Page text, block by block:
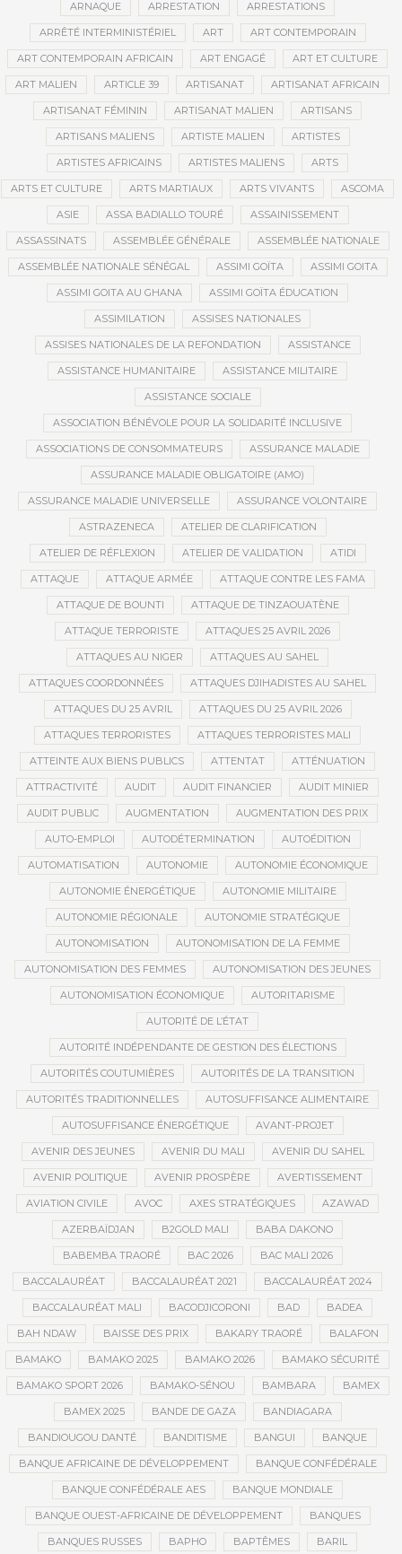
ARNAQUE ARRESTATION ARRESTATIONS
ARRÊTÉ INTERMINISTÉRIEL ART ART CONTEMPORAIN
ART CONTEMPORAIN AFRICAIN ART ENGAGÉ ART ET CULTURE
ART MALIEN ARTICLE 39 ARTISANAT ARTISANAT AFRICAIN
ARTISANAT FÉMININ ARTISANAT MALIEN ARTISANS
ARTISANS MALIENS ARTISTE MALIEN ARTISTES
ARTISTES AFRICAINS ARTISTES MALIENS ARTS
ARTS ET CULTURE ARTS MARTIAUX ARTS VIVANTS ASCOMA
ASIE ASSA BADIALLO TOURÉ ASSAINISSEMENT
ASSASSINATS ASSEMBLÉE GÉNÉRALE ASSEMBLÉE NATIONALE
ASSEMBLÉE NATIONALE SÉNÉGAL ASSIMI GOÏTA ASSIMI GOITA
ASSIMI GOITA AU GHANA ASSIMI GOÏTA ÉDUCATION
ASSIMILATION ASSISES NATIONALES
ASSISES NATIONALES DE LA REFONDATION ASSISTANCE
ASSISTANCE HUMANITAIRE ASSISTANCE MILITAIRE
ASSISTANCE SOCIALE
ASSOCIATION BÉNÉVOLE POUR LA SOLIDARITÉ INCLUSIVE
ASSOCIATIONS DE CONSOMMATEURS ASSURANCE MALADIE
ASSURANCE MALADIE OBLIGATOIRE (AMO)
ASSURANCE MALADIE UNIVERSELLE ASSURANCE VOLONTAIRE
ASTRAZENECA ATELIER DE CLARIFICATION
ATELIER DE RÉFLEXION ATELIER DE VALIDATION ATIDI
ATTAQUE ATTAQUE ARMÉE ATTAQUE CONTRE LES FAMA
ATTAQUE DE BOUNTI ATTAQUE DE TINZAOUATÈNE
ATTAQUE TERRORISTE ATTAQUES 25 AVRIL 2026
ATTAQUES AU NIGER ATTAQUES AU SAHEL
ATTAQUES COORDONNÉES ATTAQUES DJIHADISTES AU SAHEL
ATTAQUES DU 25 AVRIL ATTAQUES DU 25 AVRIL 2026
ATTAQUES TERRORISTES ATTAQUES TERRORISTES MALI
ATTEINTE AUX BIENS PUBLICS ATTENTAT ATTÉNUATION
ATTRACTIVITÉ AUDIT AUDIT FINANCIER AUDIT MINIER
AUDIT PUBLIC AUGMENTATION AUGMENTATION DES PRIX
AUTO-EMPLOI AUTODÉTERMINATION AUTOÉDITION
AUTOMATISATION AUTONOMIE AUTONOMIE ÉCONOMIQUE
AUTONOMIE ÉNERGÉTIQUE AUTONOMIE MILITAIRE
AUTONOMIE RÉGIONALE AUTONOMIE STRATÉGIQUE
AUTONOMISATION AUTONOMISATION DE LA FEMME
AUTONOMISATION DES FEMMES AUTONOMISATION DES JEUNES
AUTONOMISATION ÉCONOMIQUE AUTORITARISME
AUTORITÉ DE L’ÉTAT
AUTORITÉ INDÉPENDANTE DE GESTION DES ÉLECTIONS
AUTORITÉS COUTUMIÈRES AUTORITÉS DE LA TRANSITION
AUTORITÉS TRADITIONNELLES AUTOSUFFISANCE ALIMENTAIRE
AUTOSUFFISANCE ÉNERGÉTIQUE AVANT-PROJET
AVENIR DES JEUNES AVENIR DU MALI AVENIR DU SAHEL
AVENIR POLITIQUE AVENIR PROSPÈRE AVERTISSEMENT
AVIATION CIVILE AVOC AXES STRATÉGIQUES AZAWAD
AZERBAÏDJAN B2GOLD MALI BABA DAKONO
BABEMBA TRAORÉ BAC 2026 BAC MALI 2026
BACCALAURÉAT BACCALAURÉAT 2021 BACCALAURÉAT 2024
BACCALAURÉAT MALI BACODJICORONI BAD BADEA
BAH NDAW BAISSE DES PRIX BAKARY TRAORÉ BALAFON
BAMAKO BAMAKO 2025 BAMAKO 2026 BAMAKO SÉCURITÉ
BAMAKO SPORT 2026 BAMAKO-SÉNOU BAMBARA BAMEX
BAMEX 2025 BANDE DE GAZA BANDIAGARA
BANDIOUGOU DANTÉ BANDITISME BANGUI BANQUE
BANQUE AFRICAINE DE DÉVELOPPEMENT BANQUE CONFÉDÉRALE
BANQUE CONFÉDÉRALE AES BANQUE MONDIALE
BANQUE OUEST-AFRICAINE DE DÉVELOPPEMENT BANQUES
BANQUES RUSSES BAPHO BAPTÊMES BARIL